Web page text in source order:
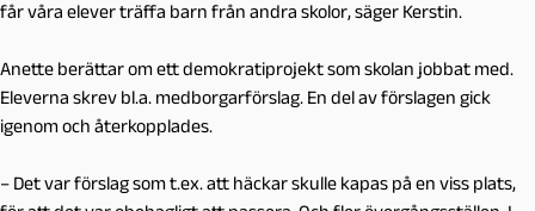
får våra elever träffa barn från andra skolor, säger Kerstin.
Anette berättar om ett demokratiprojekt som skolan jobbat med.
Eleverna skrev bl.a. medborgarförslag. En del av förslagen gick
igenom och återkopplades.
– Det var förslag som t.ex. att häckar skulle kapas på en viss plats,